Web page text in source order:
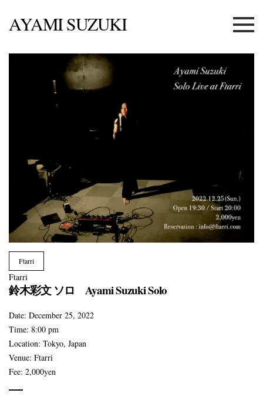
AYAMI SUZUKI Menu
Ftarri
Ftarri
鈴木彩文 ソロ Ayami Suzuki Solo
Date: December 25, 2022
Time: 8:00 pm
Location: Tokyo, Japan
Venue: Ftarri
Fee: 2,000yen